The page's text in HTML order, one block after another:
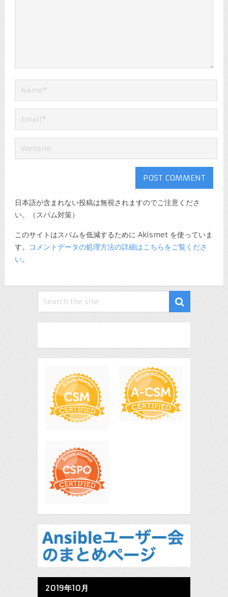
日本語が含まれない投稿は無視されますのでご注意くださ
い。（スパム対策）
このサイトはスパムを低減するために Akismet を使っていま
す。
コメントデータの処理方法の詳細はこちらをご覧くださ
い。
2019年10月